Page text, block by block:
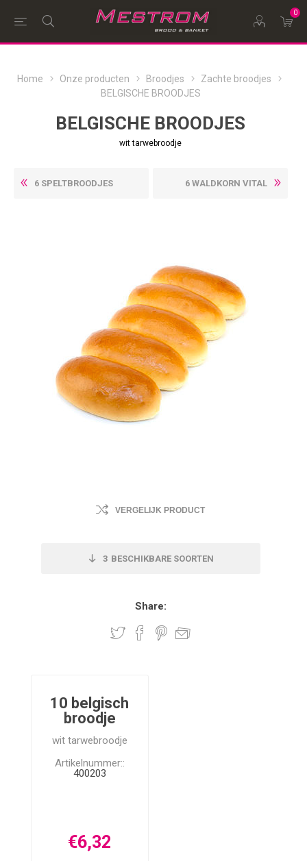
0
Home Onze producten Broodjes
Zachte broodjes
BELGISCHE BROODJES
BELGISCHE BROODJES
wit tarwebroodje
6 SPELTBROODJES 6 WALDKORN VITAL
VERGELIJK PRODUCT
3 BESCHIKBARE SOORTEN
Share:
10 belgisch
broodje
wit tarwebroodje
Artikelnummer::
400203
€6,32